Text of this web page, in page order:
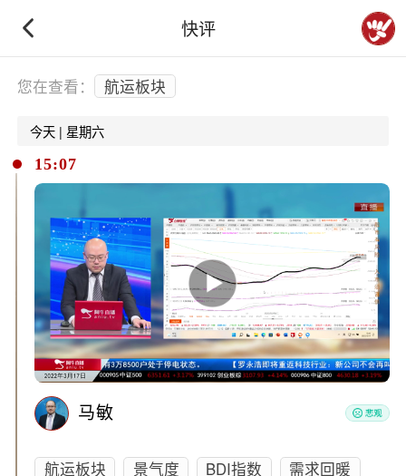
快评
下拉刷新
您在查看： 航运板块
今天 | 星期六
15:07
马敏
航运板块 景气度 BDI指数
需求回暖